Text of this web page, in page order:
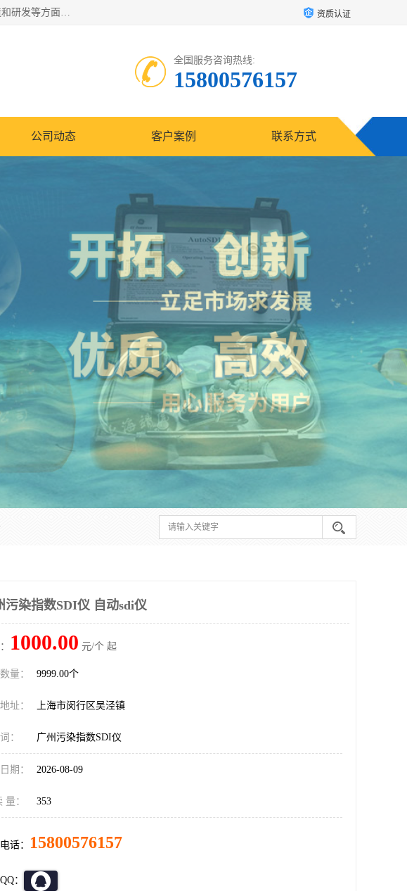
上海靖虎机电科技有限公司主营：SDI仪，水质分析仪，水质检测仪产品；上海靖虎机电科技有限公司在专业制造和研发等方面的强大的平台优势，利用自身在自动化仪表、自控系统及环保监测仪器的专长，以优良的技术，优越的产品质量和良好的服务质量与广大客户真诚合作。 资质认证
全国服务咨询热线:
15800576157
公司动态 客户案例 联系方式
与广大客户真诚合作。
污染指数SDI仪 自动sdi仪
1000.00 元/个 起
量： 9999.00个
址： 上海市闵行区吴泾镇
： 广州污染指数SDI仪
期： 2026-08-09
量： 353
话： 15800576157
：